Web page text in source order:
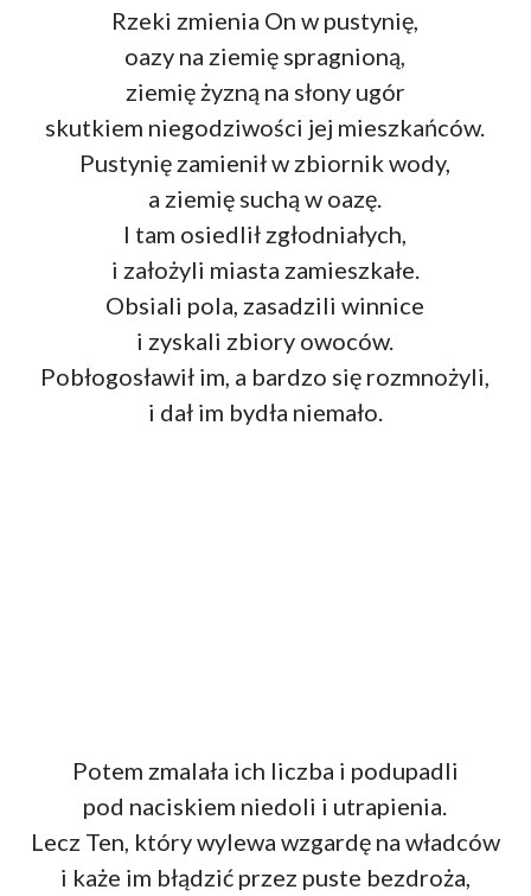
Rzeki zmienia On w pustynię,
oazy na ziemię spragnioną,
ziemię żyzną na słony ugór
skutkiem niegodziwości jej mieszkańców.
Pustynię zamienił w zbiornik wody,
a ziemię suchą w oazę.
I tam osiedlił zgłodniałych,
i założyli miasta zamieszkałe.
Obsiali pola, zasadzili winnice
i zyskali zbiory owoców.
Pobłogosławił im, a bardzo się rozmnożyli,
i dał im bydła niemało.
Potem zmalała ich liczba i podupadli
pod naciskiem niedoli i utrapienia.
Lecz Ten, który wylewa wzgardę na władców
i każe im błądzić przez puste bezdroża,